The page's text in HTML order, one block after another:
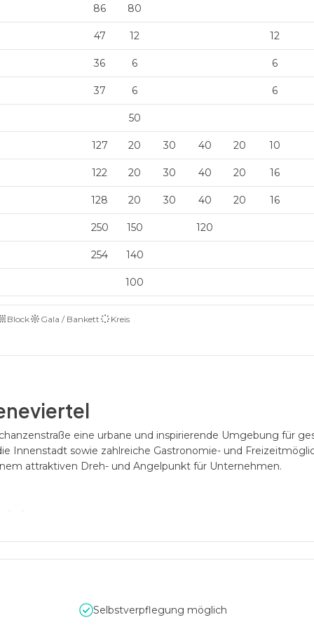
86 80
47 12 12
36 6 6
37 6 6
50
127 20 30 40 20 10
122 20 30 40 20 16
128 20 30 40 20 16
250 150 120
254 140
100
Block Gala / Bankett Kreis
eine urbane und inspirierende Umgebung für
Innenstadt sowie zahlreiche Gastronomie- und
attraktiven Dreh- und Angelpunkt für Unternehmen.
modernen, lichtdurchfluteten Räumlichkeiten sind auf
variable Bestuhlungskonzepte und durchdachte
Selbstverpflegung möglich